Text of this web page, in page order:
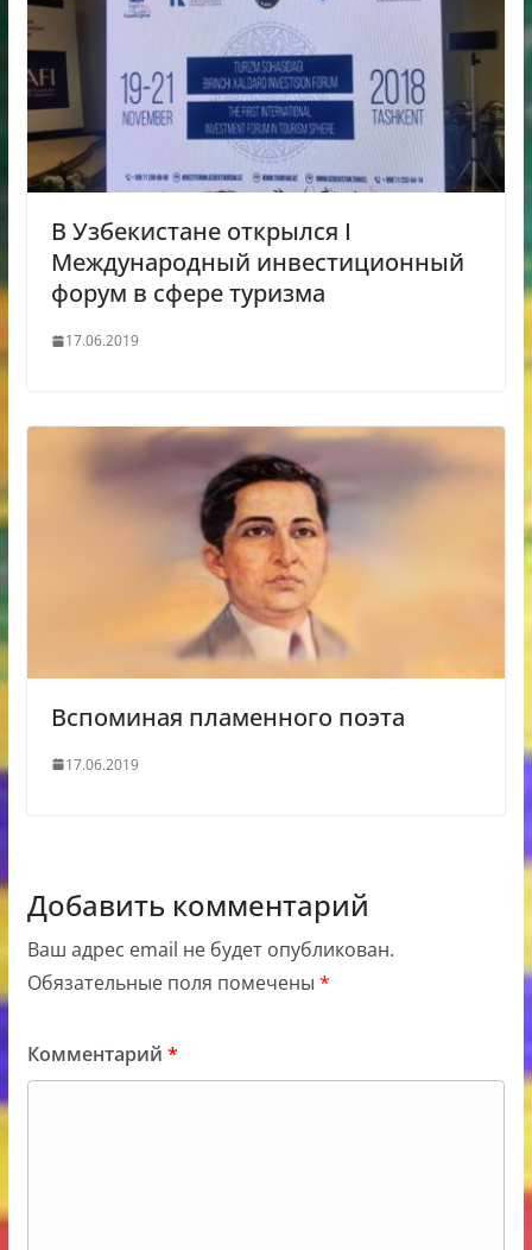
В Узбекистане открылся I
Международный инвестиционный
форум в сфере туризма
17.06.2019
Вспоминая пламенного поэта
17.06.2019
Добавить комментарий
Ваш адрес email не будет опубликован.
Обязательные поля помечены *
Комментарий *